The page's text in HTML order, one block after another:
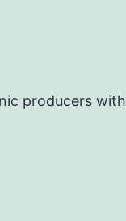
producers with